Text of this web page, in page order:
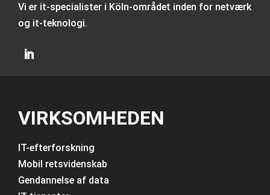
Vi er it-specialister i Köln-området inden for netværk
og it-teknologi.
VIRKSOMHEDEN
IT-efterforskning
Mobil retsvidenskab
Gendannelse af data